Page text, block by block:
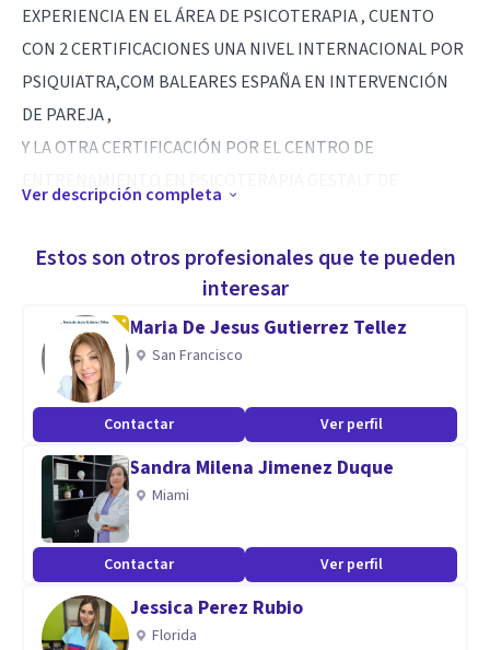
EXPERIENCIA EN EL ÁREA DE PSICOTERAPIA , CUENTO
CON 2 CERTIFICACIONES UNA NIVEL INTERNACIONAL POR
PSIQUIATRA,COM BALEARES ESPAÑA EN INTERVENCIÓN
DE PAREJA ,
Y LA OTRA CERTIFICACIÓN POR EL CENTRO DE
E INVESTIGADOR DE TIEMPO COMPLETO , SERVICIOS DE
PAREJA INDIVIDUAL Y DE PAREJA , SERVICIO DE
INTERVENCIÓNPSICOTERAPEUTA DE URGENCIAS
Especialidad
DISCIPLINA , RESPETO , CAPACIDAD DE ESCUCHAR ,
PERSEVERANCIA, INTELIGENCIA , PASION POR MI
PROFESION
Aptitudes
PSICOTERAPEUTA GESTALT 35 AÑOS DE EXPERIENCIA
Ver descripción completa
Estos son otros profesionales que te pueden
interesar
Maria De Jesus Gutierrez Tellez
San Francisco
Contactar Ver perfil
Sandra Milena Jimenez Duque
Miami
Contactar Ver perfil
Jessica Perez Rubio
Florida